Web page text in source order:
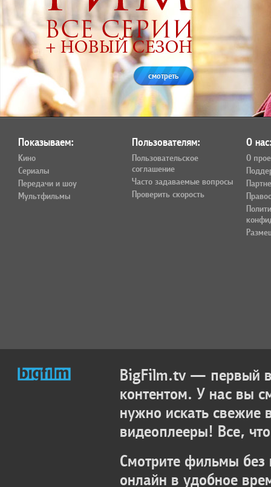
смотреть
Показываем:
Кино
Сериалы
Передачи и шоу
Мультфильмы
Пользователям:
Пользовательское
соглашение
Часто задаваемые вопросы
Проверить скорость
О
О
BigFilm.tv — первый
контентом. У нас вы
нужно искать свежие
видеоплееры! Все,
Смотрите фильмы без
онлайн в удобное